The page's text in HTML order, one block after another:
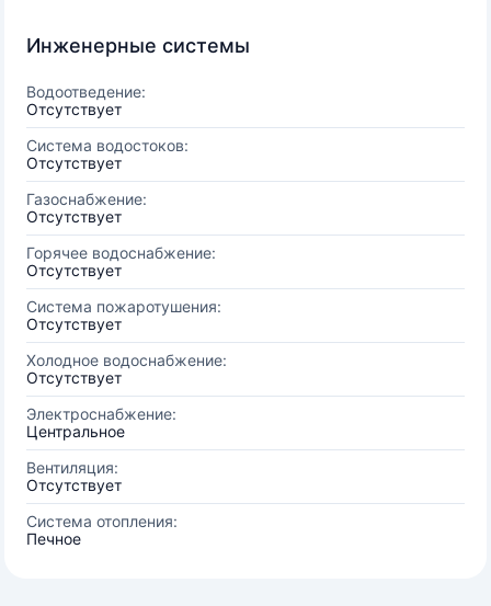
Инженерные системы
Водоотведение:
Отсутствует
Система водостоков:
Отсутствует
Газоснабжение:
Отсутствует
Горячее водоснабжение:
Отсутствует
Система пожаротушения:
Отсутствует
Холодное водоснабжение:
Отсутствует
Электроснабжение:
Центральное
Вентиляция:
Отсутствует
Система отопления:
Печное